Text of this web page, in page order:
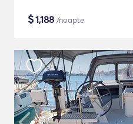
$1,188 /noapte